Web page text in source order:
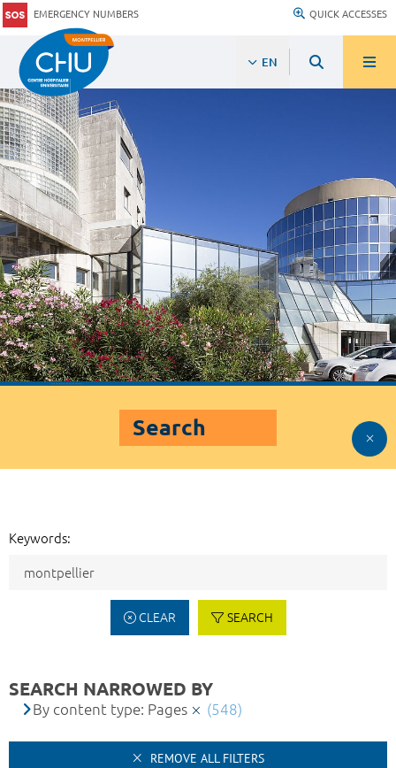
EMERGENCY NUMBERS QUICK ACCESSES
EN
Search
Keywords:
CLEAR SEARCH
SEARCH NARROWED BY
By content type: Pages (548)
REMOVE ALL FILTERS